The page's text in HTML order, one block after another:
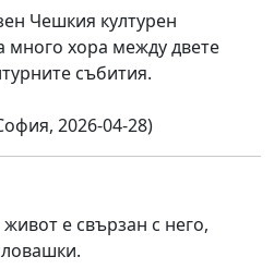
Чешкия културен
много хора между двете
събития.
2026-04-28)
е свързан с него,